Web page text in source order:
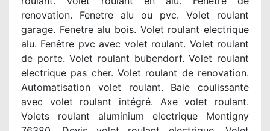
renovation. Fenetre alu ou pvc. Volet roulant
garage. Fenetre alu bois. Volet roulant electrique
alu. Fenêtre pvc avec volet roulant. Volet roulant
de porte. Volet roulant bubendorf. Volet roulant
electrique pas cher. Volet roulant de renovation.
Automatisation volet roulant. Baie coulissante
avec volet roulant intégré. Axe volet roulant.
Volets roulant aluminium electrique Montigny